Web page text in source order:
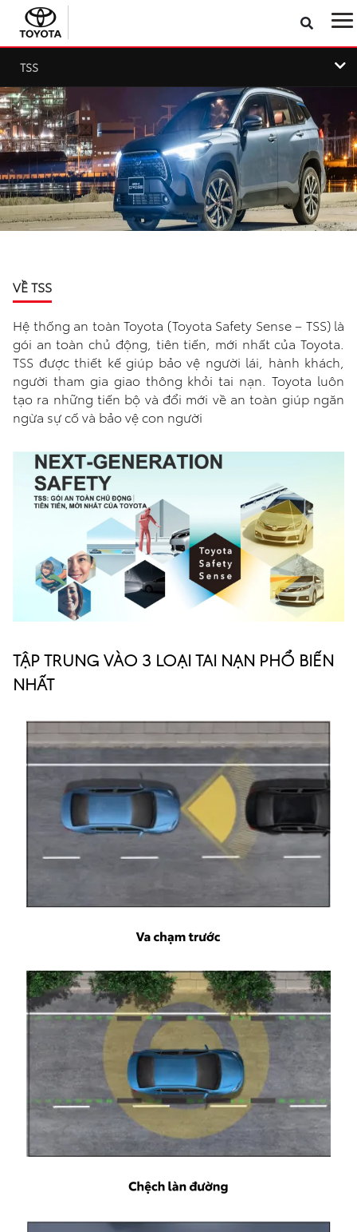
Sản phẩm
Công nghệ
Dịch vụ
Điện hóa
Tin tức & Khuyến mãi
VR Showroom
So sánh xe
Dự toán chi phí
Đăng kí lái thử
Liên hệ Đại lý
TSS
VỀ TSS
Hệ thống an toàn Toyota (Toyota Safety Sense – TSS) là
gói an toàn chủ động, tiên tiến, mới nhất của Toyota.
TSS được thiết kế giúp bảo vệ người lái, hành khách,
người tham gia giao thông khỏi tai nạn. Toyota luôn
tạo ra những tiến bộ và đổi mới về an toàn giúp ngăn
ngừa sự cố và bảo vệ con người
TẬP TRUNG VÀO 3 LOẠI TAI NẠN PHỔ BIẾN
NHẤT